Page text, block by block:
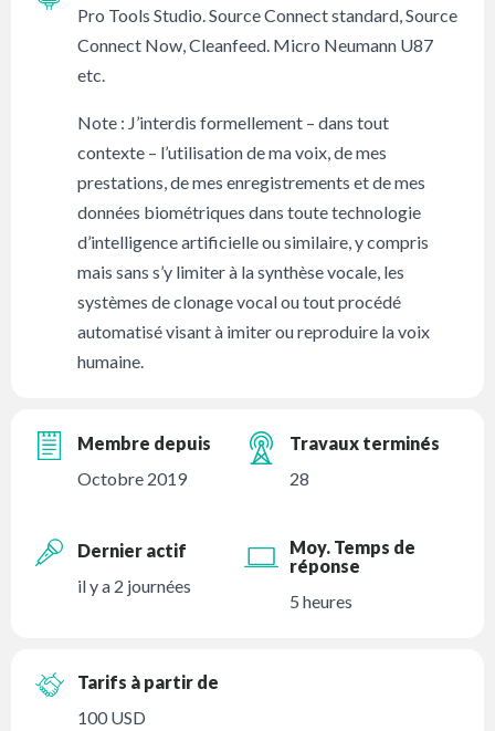
Pro Tools Studio. Source Connect standard, Source
Connect Now, Cleanfeed. Micro Neumann U87
etc.
Note : J’interdis formellement – dans tout
contexte – l’utilisation de ma voix, de mes
prestations, de mes enregistrements et de mes
données biométriques dans toute technologie
d’intelligence artificielle ou similaire, y compris
mais sans s’y limiter à la synthèse vocale, les
systèmes de clonage vocal ou tout procédé
automatisé visant à imiter ou reproduire la voix
humaine.
Membre depuis
Octobre 2019
Travaux terminés
28
Dernier actif
il y a 2 journées
Moy. Temps de
réponse
5 heures
Tarifs à partir de
100 USD